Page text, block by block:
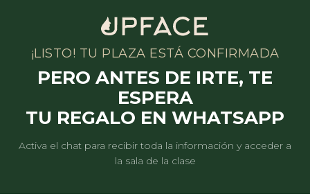
¡LISTO! TU PLAZA ESTÁ CONFIRMADA
PERO ANTES DE IRTE, TE
ESPERA
TU REGALO EN WHATSAPP
Activa el chat para recibir toda la información y acceder a
la sala de la clase